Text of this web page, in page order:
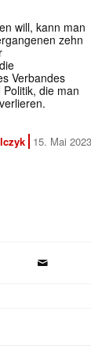
will, kann man
zehn
Verbandes
die man
15. Mai 2023